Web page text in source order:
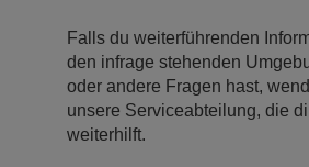
Falls du weiterführenden
den infrage stehenden
oder andere Fragen hast,
unsere Serviceabteilung, die
weiterhilft.